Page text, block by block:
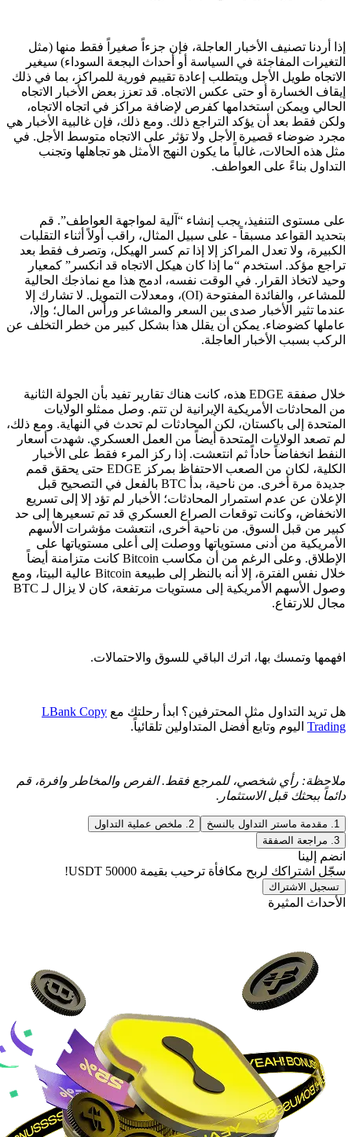
إذا أردنا تصنيف الأخبار العاجلة، فإن جزءاً صغيراً فقط منها (مثل
التغيرات المفاجئة في السياسة أو أحداث البجعة السوداء) سيغير
الاتجاه طويل الأجل ويتطلب إعادة تقييم فورية للمراكز، بما في ذلك
إيقاف الخسارة أو حتى عكس الاتجاه. قد تعزز بعض الأخبار الاتجاه
الحالي ويمكن استخدامها كفرص لإضافة مراكز في اتجاه الاتجاه،
ولكن فقط بعد أن يؤكد التراجع ذلك. ومع ذلك، فإن غالبية الأخبار هي
مجرد ضوضاء قصيرة الأجل ولا تؤثر على الاتجاه متوسط الأجل. في
مثل هذه الحالات، غالباً ما يكون النهج الأمثل هو تجاهلها وتجنب
التداول بناءً على العواطف.
على مستوى التنفيذ، يجب إنشاء “آلية لمواجهة العواطف”. قم
بتحديد القواعد مسبقاً - على سبيل المثال، راقب أولاً أثناء التقلبات
الكبيرة، ولا تعدل المراكز إلا إذا تم كسر الهيكل، وتصرف فقط بعد
تراجع مؤكد. استخدم “ما إذا كان هيكل الاتجاه قد انكسر” كمعيار
وحيد لاتخاذ القرار. في الوقت نفسه، ادمج هذا مع نماذجك الحالية
للمشاعر، والفائدة المفتوحة (OI)، ومعدلات التمويل. لا تشارك إلا
عندما تثير الأخبار صدى بين السعر والمشاعر ورأس المال؛ وإلا،
عاملها كضوضاء. يمكن أن يقلل هذا بشكل كبير من خطر التخلف عن
الركب بسبب الأخبار العاجلة.
خلال صفقة EDGE هذه، كانت هناك تقارير تفيد بأن الجولة الثانية
من المحادثات الأمريكية الإيرانية لن تتم. وصل ممثلو الولايات
المتحدة إلى باكستان، لكن المحادثات لم تحدث في النهاية. ومع ذلك،
لم تصعد الولايات المتحدة أيضاً من العمل العسكري. شهدت أسعار
النفط انخفاضاً حاداً ثم انتعشت. إذا ركز المرء فقط على الأخبار
الكلية، لكان من الصعب الاحتفاظ بمركز EDGE حتى يحقق قمم
جديدة مرة أخرى. من ناحية، بدأ BTC بالفعل في التصحيح قبل
الإعلان عن عدم استمرار المحادثات؛ الأخبار لم تؤد إلا إلى تسريع
الانخفاض، وكانت توقعات الصراع العسكري قد تم تسعيرها إلى حد
كبير من قبل السوق. من ناحية أخرى، انتعشت مؤشرات الأسهم
الأمريكية من أدنى مستوياتها ووصلت إلى أعلى مستوياتها على
الإطلاق. وعلى الرغم من أن مكاسب Bitcoin كانت متزامنة أيضاً
خلال نفس الفترة، إلا أنه بالنظر إلى طبيعة Bitcoin عالية البيتا، ومع
وصول الأسهم الأمريكية إلى مستويات مرتفعة، كان لا يزال لـ BTC
مجال للارتفاع.
افهمها وتمسك بها، اترك الباقي للسوق والاحتمالات.
هل تريد التداول مثل المحترفين؟ ابدأ رحلتك مع LBank Copy
Trading اليوم وتابع أفضل المتداولين تلقائياً.
ملاحظة: رأي شخصي، للمرجع فقط. الفرص والمخاطر وافرة، قم
دائماً ببحثك قبل الاستثمار.
1. مقدمة ماستر التداول بالنسخ
2. ملخص عملية التداول
3. مراجعة الصفقة
انضم إلينا
سجّل اشتراكك لربح مكافأة ترحيب بقيمة 50000 USDT
!
تسجيل الاشتراك
الأحداث المثيرة